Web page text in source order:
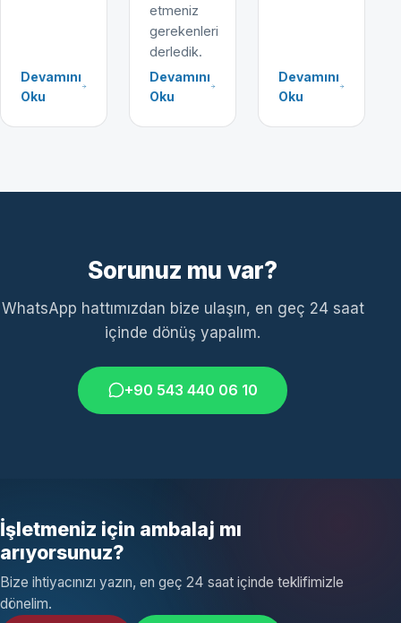
Devamını
Oku
etmeniz
gerekenleri
derledik.
Devamını
Oku
Devamını
Oku
Sorunuz mu var?
WhatsApp hattımızdan bize ulaşın, en geç 24 saat
içinde dönüş yapalım.
+90 543 440 06 10
İşletmeniz için ambalaj mı
arıyorsunuz?
Bize ihtiyacınızı yazın, en geç 24 saat içinde teklifimizle
dönelim.